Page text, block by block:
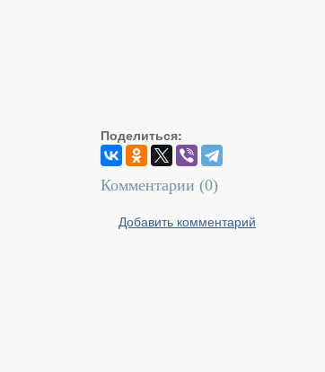
Поделиться:
Комментарии (0)
Добавить комментарий